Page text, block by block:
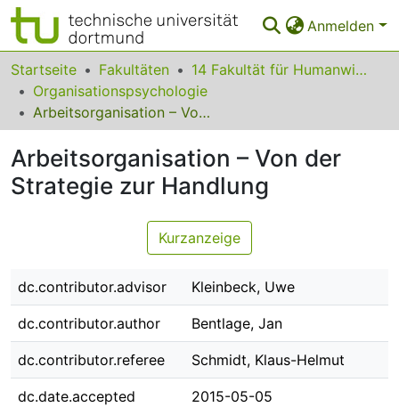
Anmelden
Bereiche & Sammlungen
Das gesamte Repositorium
FAQ
Zurück zur Startseite
Startseite Fakultäten
14 Fakultät für Humanwissenschaften und Theologie
Organisationspsychologie
Arbeitsorganisation – Von der Strategie zur Handlung
Arbeitsorganisation – Von der
Strategie zur Handlung
Kurzanzeige
dc.contributor.advisor Kleinbeck, Uwe
dc.contributor.author Bentlage, Jan
dc.contributor.referee Schmidt, Klaus-Helmut
dc.date.accepted 2015-05-05